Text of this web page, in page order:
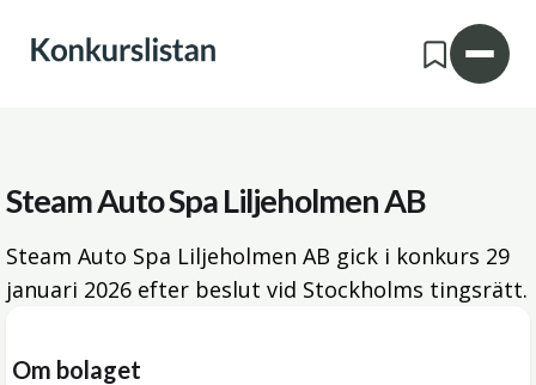
Steam Auto Spa Liljeholmen AB
Steam Auto Spa Liljeholmen AB gick i konkurs 29
januari 2026 efter beslut vid Stockholms tingsrätt.
Om bolaget